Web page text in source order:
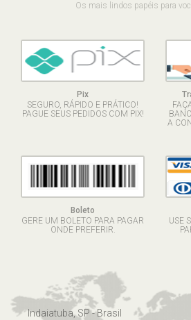
Os mais lindos papéis para
Pix
SEGURO, RÁPIDO E PRÁTICO!
PAGUE SEUS PEDIDOS COM PIX!
A
Boleto
GERE UM BOLETO PARA PAGAR
ONDE PREFERIR.
USE
Indaiatuba, SP - Brasil